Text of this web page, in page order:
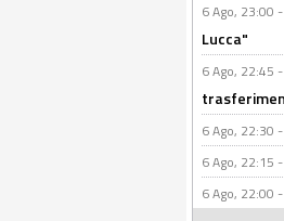
6 Ago, 23:00 -
Lucca"
6 Ago, 22:45 -
6 Ago, 22:30 -
6 Ago, 22:15 -
6 Ago, 22:00 -